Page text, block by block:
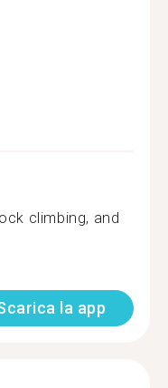
climbing, and
la app